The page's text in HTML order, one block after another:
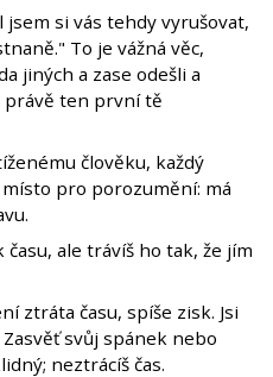
si vás tehdy vyrušovat,
To je vážná věc,
jiných a zase odešli a
právě ten první tě
člověku, každý
pro porozumění: má
ale trávíš ho tak, že jím
ztráta času, spíše zisk. Jsi
svůj spánek nebo
neztrácíš čas.